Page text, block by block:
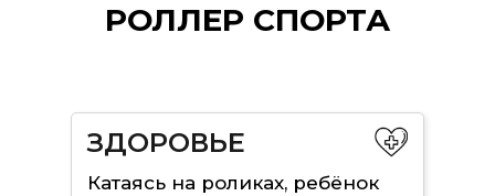
РОЛЛЕР СПОРТА
ЗДОРОВЬЕ
Катаясь на роликах, ребёнок